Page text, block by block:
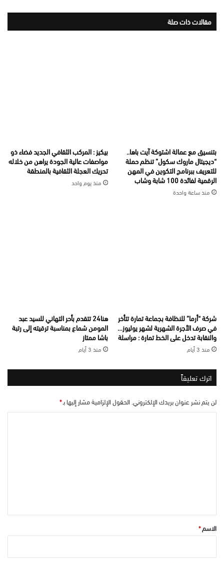
مقالات ذات صلة
بتنسيق مع عمالة اشتوكة آيت باها..
“ديجيتال ماروك سكول” تنظم حملة
للتعريف ببرنامج التكوين في المهن
الرقمية لفائدة 100 شابة وشاب
منذ ساعة واحدة
بيكيز : المركب الثقافي الجديد فضاء ذو
مواصفات عالية الجودة يراهن من خلاله
تحريك العجلة الثقافية بالمنطقة
منذ يوم واحد
شركة “أرما” للنظافة بجماعة تمارة تتأخر
في صرف الأجرة الشهرية لشهر يوليوز…
والنقابة تدخل على الخط تمارة : مراسلة
منذ 3 أيام
هنا24 تتقدم بأحر التهاني للسيد عبد
المومن شماع بمناسبة ترقيته إلى رتبة
باشا ممتاز
منذ 3 أيام
اترك تعليقاً
لن يتم نشر عنوان بريدك الإلكتروني. الحقول الإلزامية مشار إليها بـ*
*الاسم*